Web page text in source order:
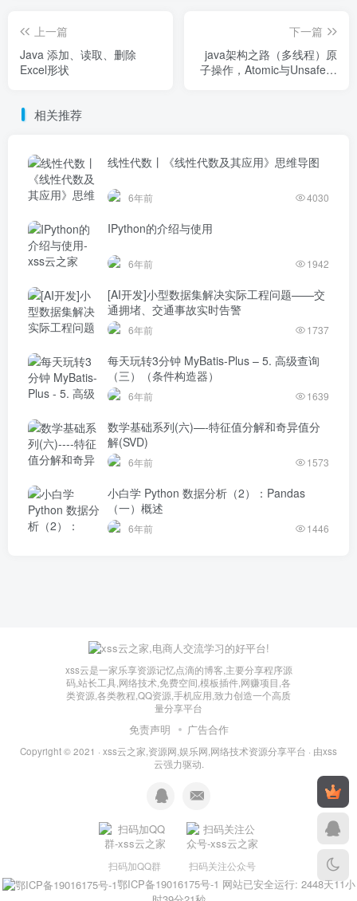
上一篇
Java 添加、读取、删除
Excel形状
下一篇
java架构之路（多线程）原
子操作，Atomic与Unsafe魔
相关推荐
线性代数丨《线性代数及其应用》思维导图
6年前 4030
IPython的介绍与使用
6年前 1942
[AI开发]小型数据集解决实际工程问题——交
通拥堵、交通事故实时告警
6年前 1737
每天玩转3分钟 MyBatis-Plus – 5. 高级查询
（三）（条件构造器）
6年前 1639
数学基础系列(六)—-特征值分解和奇异值分
解(SVD)
6年前 1573
小白学 Python 数据分析（2）：Pandas
（一）概述
6年前 1446
xss云是一家乐享资源记忆点滴的博客,主要分享程序源
码,站长工具,网络技术,免费空间,模板插件,网赚项目,各
类资源,各类教程,QQ资源,手机应用,致力创造一个高质
量分享平台
免责声明 广告合作
Copyright © 2021 · xss云之家,资源网,娱乐网,网络技术资源分享平台 · 由xss
云强力驱动.
扫码加QQ群 扫码关注公众号
鄂ICP备19016175号-1 网站已安全运行: 2448天11小